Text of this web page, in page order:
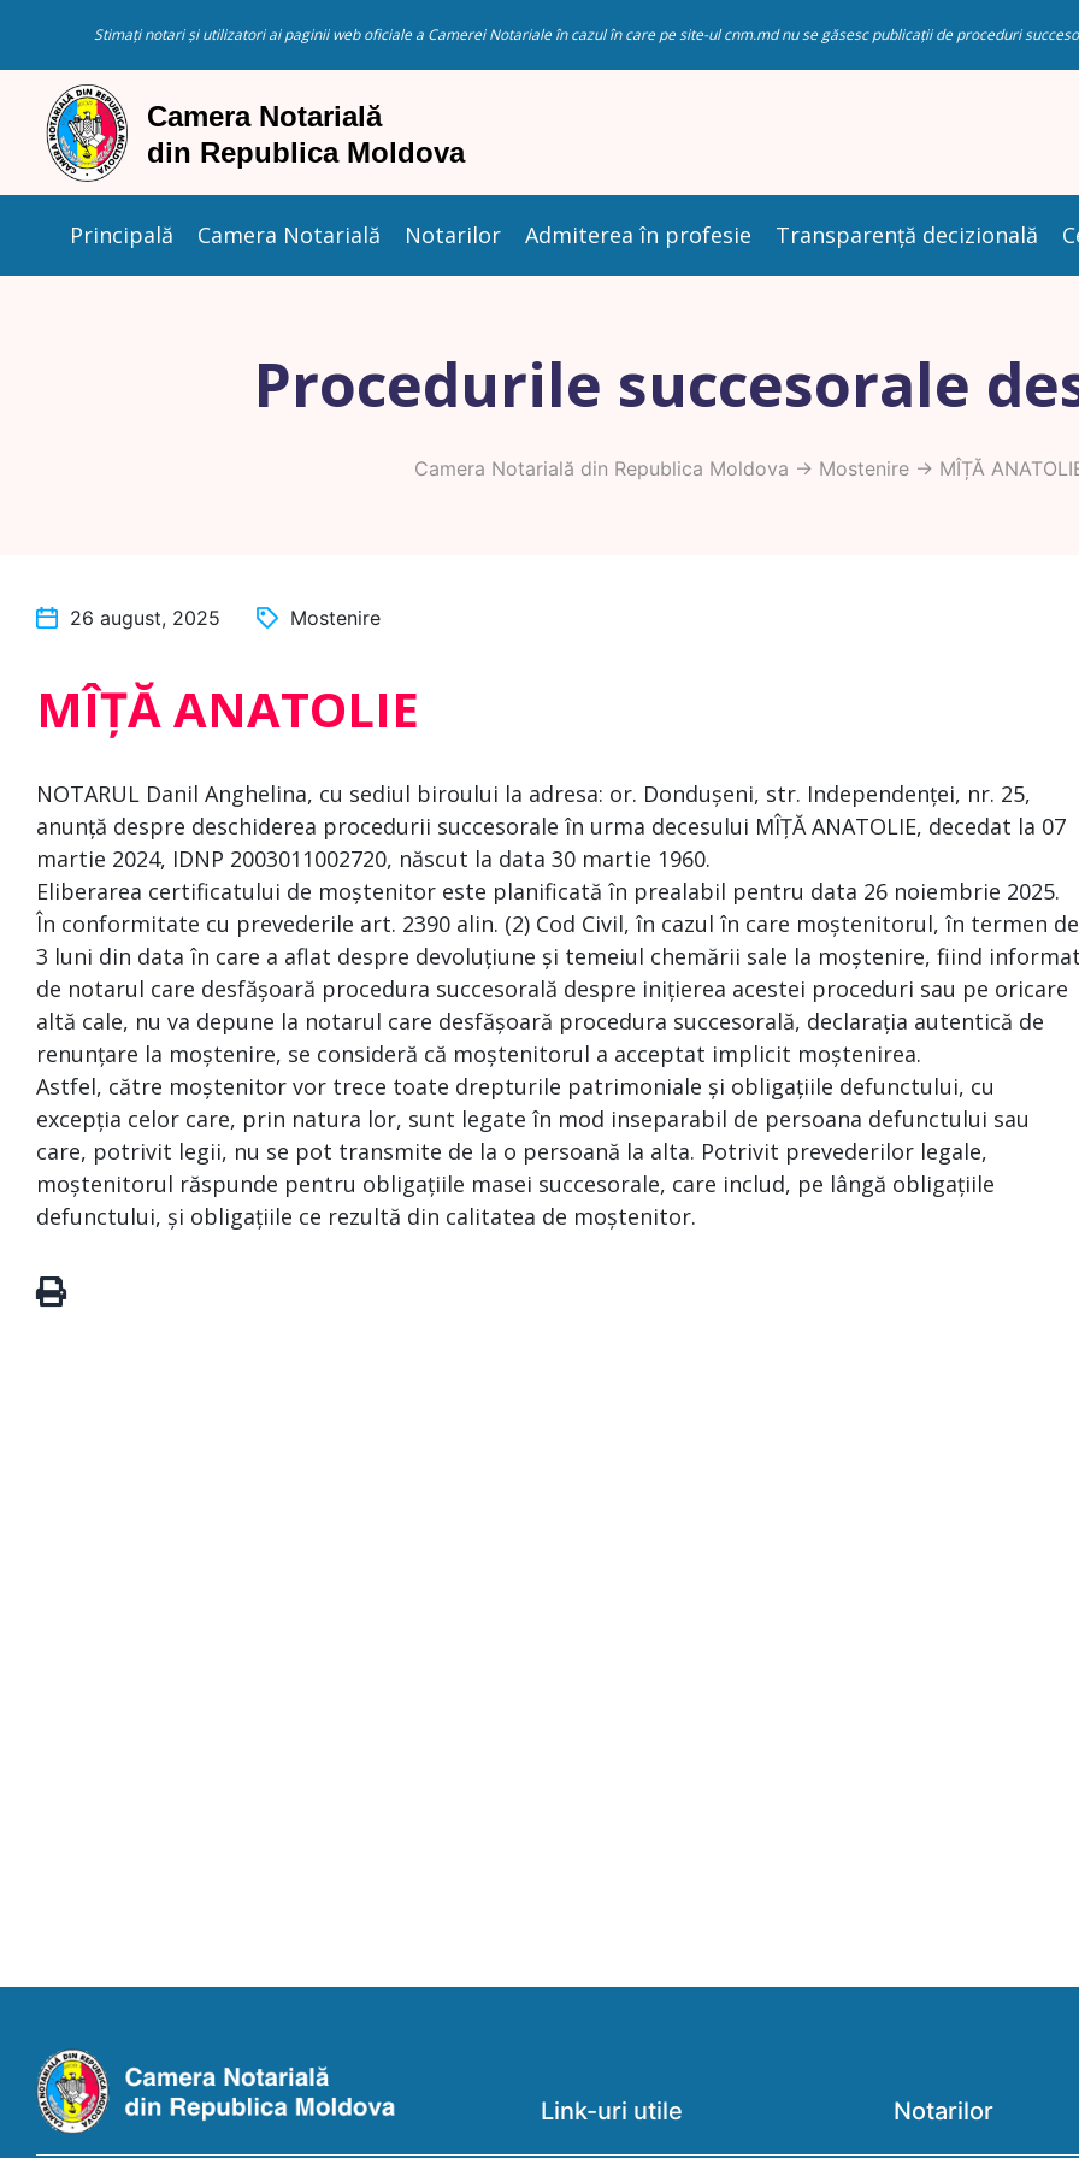
Stimați notari și utilizatori ai paginii web oficiale a Camerei Notariale în cazul în care pe site-ul cnm.md nu se găsesc publicații de proceduri
Principală Camera Notarială Notarilor Admiterea în profesie Transparență decizională
Procedurile succesorale
Camera Notarială din Republica Moldova -> Mostenire-> MÎȚĂ
26 august, 2025 Mostenire
MÎȚĂ ANATOLIE
NOTARUL Danil Anghelina, cu sediul biroului la adresa: or. Dondușeni, str. Independenței, nr. 25,
anunță despre deschiderea procedurii succesorale în urma decesului MÎȚĂ ANATOLIE, decedat la 07
martie 2024, IDNP 2003011002720, născut la data 30 martie 1960.
Eliberarea certificatului de moștenitor este planificată în prealabil pentru data 26 noiembrie 2025.
În conformitate cu prevederile art. 2390 alin. (2) Cod Civil, în cazul în care moștenitorul, în termen de
3 luni din data în care a aflat despre devoluțiune și temeiul chemării sale la moștenire, fiind informat
de notarul care desfășoară procedura succesorală despre inițierea acestei proceduri sau pe oricare
altă cale, nu va depune la notarul care desfășoară procedura succesorală, declarația autentică de
renunțare la moștenire, se consideră că moștenitorul a acceptat implicit moștenirea.
Astfel, către moștenitor vor trece toate drepturile patrimoniale și obligațiile defunctului, cu
excepția celor care, prin natura lor, sunt legate în mod inseparabil de persoana defunctului sau
care, potrivit legii, nu se pot transmite de la o persoană la alta. Potrivit prevederilor legale,
moștenitorul răspunde pentru obligațiile masei succesorale, care includ, pe lângă obligațiile
defunctului, și obligațiile ce rezultă din calitatea de moștenitor.
Link-uri utile Notarilor